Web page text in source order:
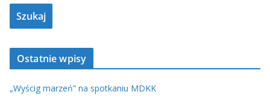
Ostatnie wpisy
„Wyścig marzeń” na spotkaniu MDKK